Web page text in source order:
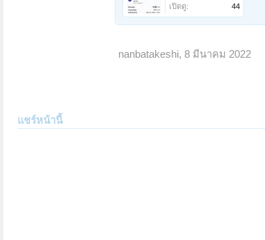
เปิดดู:
44
nanbatakeshi, 8 มีนาคม 2022
แชร์หน้านี้